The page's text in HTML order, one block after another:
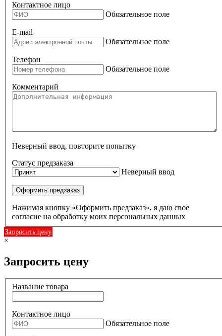
Контактное лицо
Обязательное поле
E-mail
Обязательное поле
Телефон
Обязательное поле
Комментарий
Неверный ввод, повторите попытку
Статус предзаказа
Неверный ввод
Оформить предзаказ
Нажимая кнопку «Оформить предзаказ», я даю свое
согласие на обработку моих персональных данных
Запросить цену
×
Запросить цену
Название товара
Контактное лицо
Обязательное поле